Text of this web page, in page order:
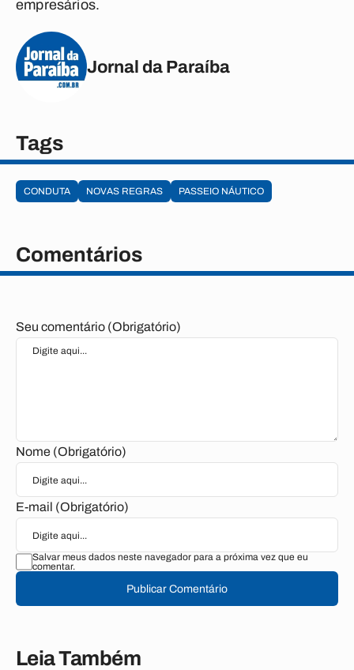
empresários.
Jornal da Paraíba
Tags
CONDUTA NOVAS REGRAS PASSEIO NÁUTICO
Comentários
Seu comentário (Obrigatório)
Nome (Obrigatório)
E-mail (Obrigatório)
Salvar meus dados neste navegador para a próxima vez que eu
comentar.
Publicar Comentário
Leia Também